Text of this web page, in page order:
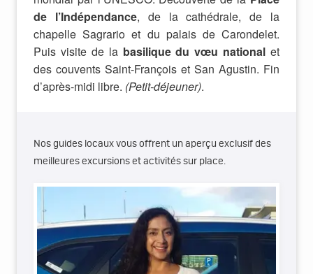
de l’Indépendance, de la cathédrale, de la
chapelle Sagrario et du palais de Carondelet.
Puis visite de la basilique du vœu national et
des couvents Saint-François et San Agustin. Fin
d’après-midi libre. (Petit-déjeuner).
Nos guides locaux vous offrent un aperçu exclusif des
meilleures excursions et activités sur place.